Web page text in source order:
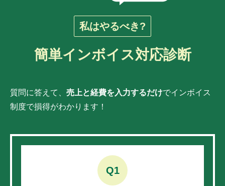
私はやるべき?
簡単インボイス対応診断
質問に答えて、 売上と経費を入力するだけでインボイス
制度で損得がわかります！
Q1